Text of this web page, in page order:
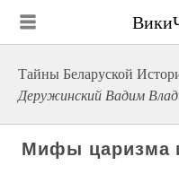
Тайны Беларуской
Деружинский Вадим
Мифы царизма